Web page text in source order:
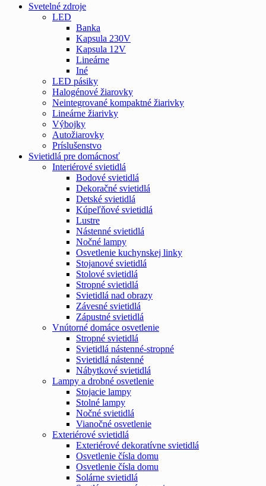
Svetelné zdroje
LED
Banka
Kapsula 230V
Kapsula 12V
Lineárne
Iné
LED pásiky
Halogénové žiarovky
Neintegrované kompaktné žiarivky
Lineárne žiarivky
Výbojky
Autožiarovky
Príslušenstvo
Svietidlá pre domácnosť
Interiérové svietidlá
Bodové svietidlá
Dekoračné svietidlá
Detské svietidlá
Kúpeľňové svietidlá
Lustre
Nástenné svietidlá
Nočné lampy
Osvetlenie kuchynskej linky
Stojanové svietidlá
Stolové svietidlá
Stropné svietidlá
Svietidlá nad obrazy
Závesné svietidlá
Zápustné svietidlá
Vnútorné domáce osvetlenie
Stropné svietidlá
Svietidlá nástenné-stropné
Svietidlá nástenné
Nábytkové svietidlá
Lampy a drobné osvetlenie
Stojacie lampy
Stolné lampy
Nočné svietidlá
Vianočné osvetlenie
Exteriérové svietidlá
Exteriérové dekoratívne svietidlá
Osvetlenie čísla domu
Osvetlenie čísla domu
Solárne svietidlá